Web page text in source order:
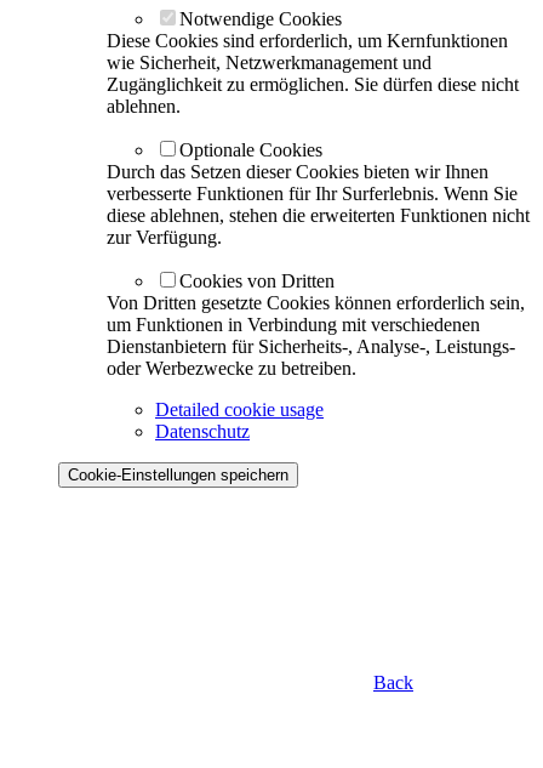
Notwendige Cookies
Diese Cookies sind erforderlich, um Kernfunktionen
wie Sicherheit, Netzwerkmanagement und
Zugänglichkeit zu ermöglichen. Sie dürfen diese nicht
ablehnen.
Optionale Cookies
Durch das Setzen dieser Cookies bieten wir Ihnen
verbesserte Funktionen für Ihr Surferlebnis. Wenn Sie
diese ablehnen, stehen die erweiterten Funktionen nicht
zur Verfügung.
Cookies von Dritten
Von Dritten gesetzte Cookies können erforderlich sein,
um Funktionen in Verbindung mit verschiedenen
Dienstanbietern für Sicherheits-, Analyse-, Leistungs-
oder Werbezwecke zu betreiben.
Detailed cookie usage
Datenschutz
Cookie-Einstellungen speichern
Back